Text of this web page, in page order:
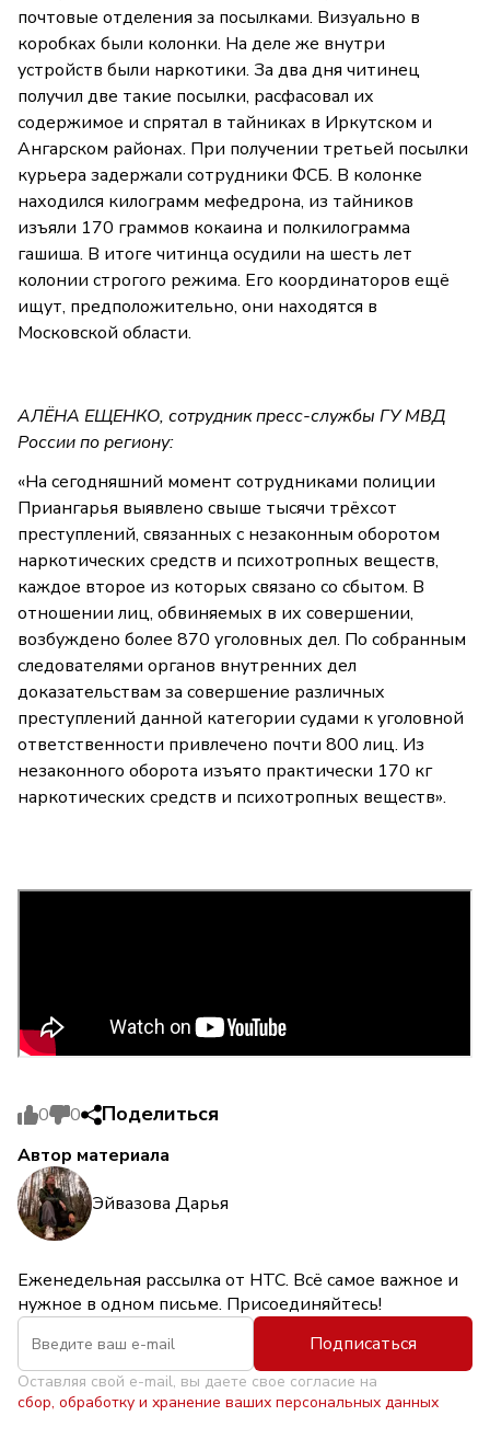
почтовые отделения за посылками. Визуально в
коробках были колонки. На деле же внутри
устройств были наркотики. За два дня читинец
получил две такие посылки, расфасовал их
содержимое и спрятал в тайниках в Иркутском и
Ангарском районах. При получении третьей посылки
курьера задержали сотрудники ФСБ. В колонке
находился килограмм мефедрона, из тайников
изъяли 170 граммов кокаина и полкилограмма
гашиша. В итоге читинца осудили на шесть лет
колонии строгого режима. Его координаторов ещё
ищут, предположительно, они находятся в
Московской области.
АЛЁНА ЕЩЕНКО, сотрудник пресс-службы ГУ МВД
России по региону:
«На сегодняшний момент сотрудниками полиции
Приангарья выявлено свыше тысячи трёхсот
преступлений, связанных с незаконным оборотом
наркотических средств и психотропных веществ,
каждое второе из которых связано со сбытом. В
отношении лиц, обвиняемых в их совершении,
возбуждено более 870 уголовных дел. По собранным
следователями органов внутренних дел
доказательствам за совершение различных
преступлений данной категории судами к уголовной
ответственности привлечено почти 800 лиц. Из
незаконного оборота изъято практически 170 кг
наркотических средств и психотропных веществ».
0 0 Поделиться
Автор материала
Эйвазова Дарья
Еженедельная рассылка от НТС. Всё самое важное и
нужное в одном письме. Присоединяйтесь!
Подписаться
Оставляя свой e-mail, вы даете свое согласие на
сбор, обработку и хранение ваших персональных данных